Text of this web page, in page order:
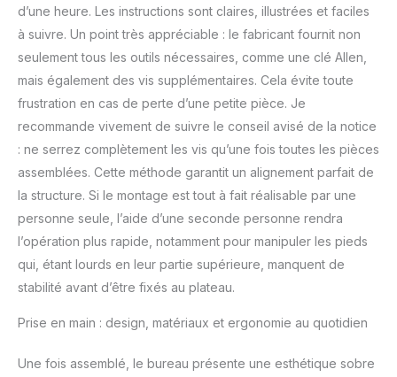
espace de travail
Mesures - 47,25L x 24W
brevet : US D934,012 S
d’une heure. Les instructions sont claires, illustrées et faciles
à suivre. Un point très appréciable : le fabricant fournit non
seulement tous les outils nécessaires, comme une clé Allen,
mais également des vis supplémentaires. Cela évite toute
frustration en cas de perte d’une petite pièce. Je
recommande vivement de suivre le conseil avisé de la notice
: ne serrez complètement les vis qu’une fois toutes les pièces
assemblées. Cette méthode garantit un alignement parfait de
la structure. Si le montage est tout à fait réalisable par une
personne seule, l’aide d’une seconde personne rendra
l’opération plus rapide, notamment pour manipuler les pieds
qui, étant lourds en leur partie supérieure, manquent de
stabilité avant d’être fixés au plateau.
Prise en main : design, matériaux et ergonomie au quotidien
Une fois assemblé, le bureau présente une esthétique sobre